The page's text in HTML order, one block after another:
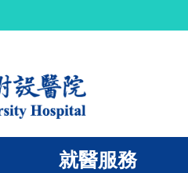
就醫服務